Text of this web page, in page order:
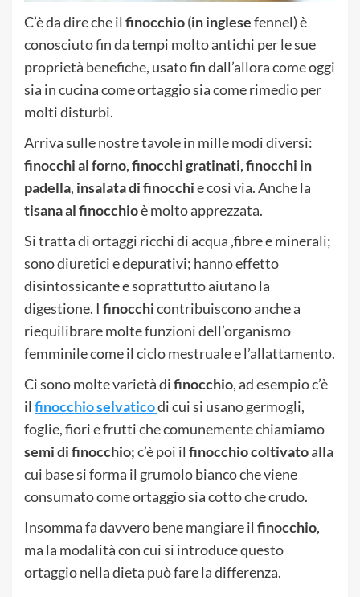
C’è da dire che il finocchio(in inglesefennel) è
conosciuto fin da tempi molto antichi per le sue
proprietà benefiche, usato fin dall’allora come oggi
sia in cucina come ortaggio sia come rimedio per
molti disturbi.
Arriva sulle nostre tavole in mille modi diversi:
finocchi al forno,finocchi gratinati,finocchi in
padella, insalata di finocchie così via. Anche la
tisana al finocchioè molto apprezzata.
Si tratta di ortaggi ricchi di acqua ,fibre e minerali;
sono diuretici e depurativi; hanno effetto
disintossicante e soprattutto aiutano la
digestione. I finocchicontribuiscono anche a
riequilibrare molte funzioni dell’organismo
femminile come il ciclo mestruale e l’allattamento.
Ci sono molte varietà difinocchio, ad esempio c’è
il finocchio selvaticodi cui si usano germogli,
foglie, fiori e frutti che comunemente chiamiamo
semi di finocchio;c’è poi il finocchio coltivatoalla
cui base si forma il grumolo bianco che viene
consumato come ortaggio sia cotto che crudo.
Insomma fa davvero bene mangiare il finocchio,
ma la modalità con cui si introduce questo
ortaggio nella dieta può fare la differenza.